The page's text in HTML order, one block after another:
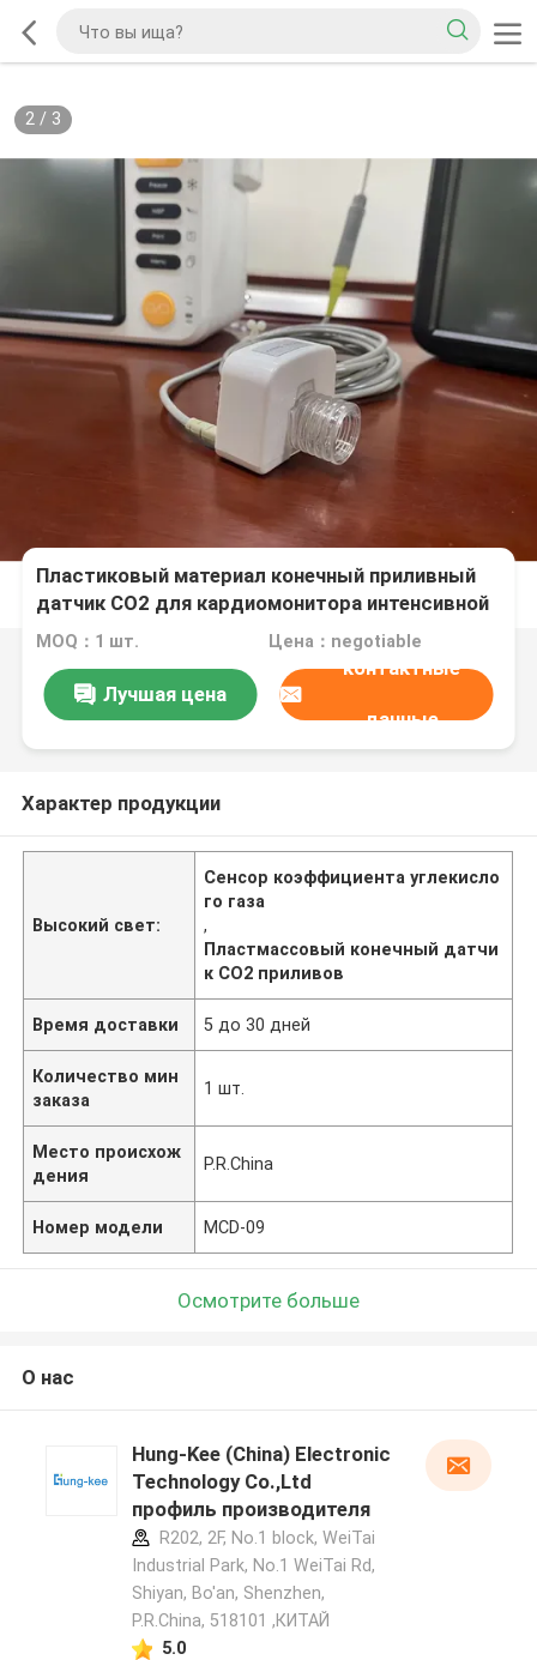
2/ 3
Пластиковый материал конечный приливный
датчик CO2 для кардиомонитора интенсивной
терапии
MOQ：1 шт. Цена：negotiable
Лучшая цена
контактные
данные
Характер продукции
Высокий свет:
Сенсор коэффициента углекисло
го газа
,
Пластмассовый конечный датчи
к CO2 приливов
Время доставки 5 до 30 дней
Количество мин
заказа
1 шт.
Место происхож
дения
P.R.China
Номер модели MCD-09
Осмотрите больше
О нас
Hung-Kee (China) Electronic
Technology Co.,Ltd
профиль производителя
R202, 2F, No.1 block, WeiTai
Industrial Park, No.1 WeiTai Rd,
Shiyan, Bo'an, Shenzhen,
P.R.China, 518101​​​​​​​ ,КИТАЙ
5.0